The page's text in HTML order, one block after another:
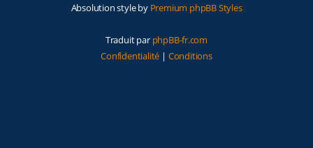
Absolution style by Premium phpBB Styles
Traduit par phpBB-fr.com
Confidentialité | Conditions